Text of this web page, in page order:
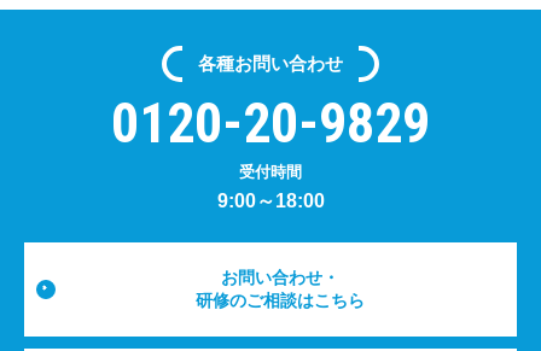
各種お問い合わせ
0120-20-9829
受付時間
9:00～18:00
お問い合わせ・
研修のご相談はこちら